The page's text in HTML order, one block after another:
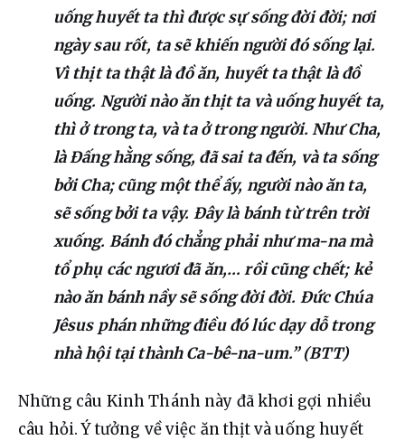
uống huyết ta thì được sự sống đời đời; nơi
ngày sau rốt, ta sẽ khiến người đó sống lại.
Vì thịt ta thật là đồ ăn, huyết ta thật là đồ
uống. Người nào ăn thịt ta và uống huyết ta,
thì ở trong ta, và ta ở trong người. Như Cha,
là Đấng hằng sống, đã sai ta đến, và ta sống
bởi Cha; cũng một thể ấy, người nào ăn ta,
sẽ sống bởi ta vậy. Đây là bánh từ trên trời
xuống. Bánh đó chẳng phải như ma-na mà
tổ phụ các ngươi đã ăn,… rồi cũng chết; kẻ
nào ăn bánh nầy sẽ sống đời đời. Đức Chúa
Jêsus phán những điều đó lúc dạy dỗ trong
nhà hội tại thành Ca-bê-na-um.” (BTT)
Những câu Kinh Thánh này đã khơi gợi nhiều
câu hỏi. Ý tưởng về việc ăn thịt và uống huyết